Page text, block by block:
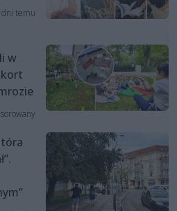
dni temu
w
kort